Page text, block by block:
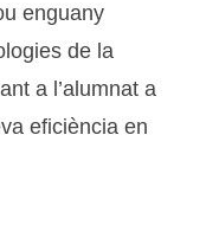
enguany
de la
a l’alumnat a
eficiència en